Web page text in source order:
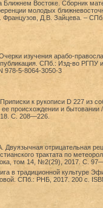
Ближнем Востоке. Сборник
молодых
Д.В. Зайцева. –
изучения арабо-
СПб.: Изд-во РГПУ
978-5-8064-3050-3
к рукописи D 227 из
происхождении и бытовании
С. 208—226.
отрицательная
трактата по
том 14, №2(29), 2017. С.
в традиционной культуре
СПб.: РНБ, 2017. 200 с.